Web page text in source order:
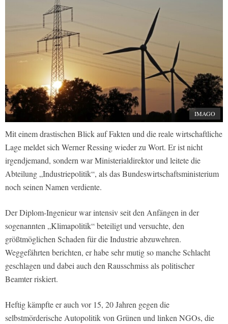
IMAGO
Mit einem drastischen Blick auf Fakten und die reale wirtschaftliche
Lage meldet sich Werner Ressing wieder zu Wort. Er ist nicht
irgendjemand, sondern war Ministerialdirektor und leitete die
Abteilung „Industriepolitik“, als das Bundeswirtschaftsministerium
noch seinen Namen verdiente.
Der Diplom-Ingenieur war intensiv seit den Anfängen in der
sogenannten „Klimapolitik“ beteiligt und versuchte, den
größtmöglichen Schaden für die Industrie abzuwehren.
Weggefährten berichten, er habe sehr mutig so manche Schlacht
geschlagen und dabei auch den Rausschmiss als politischer
Beamter riskiert.
Heftig kämpfte er auch vor 15, 20 Jahren gegen die
selbstmörderische Autopolitik von Grünen und linken NGOs, die